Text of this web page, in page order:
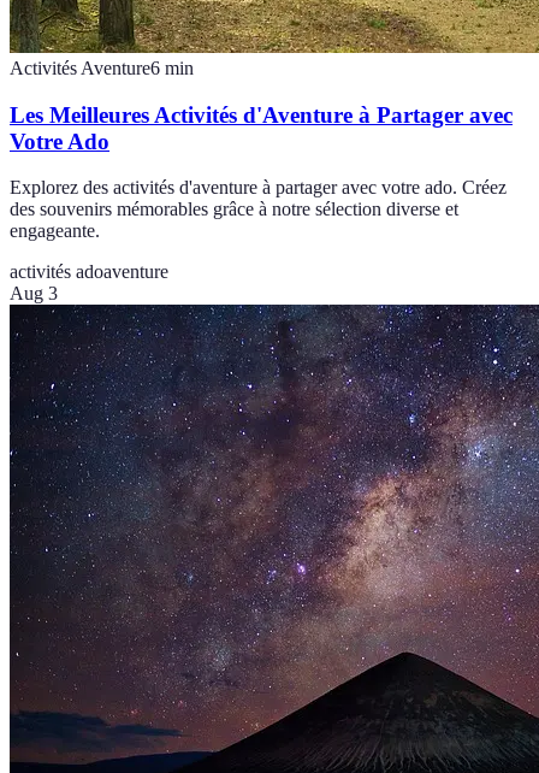
Activités Aventure6 min
Les Meilleures Activités d'Aventure à Partager avec
Votre Ado
Explorez des activités d'aventure à partager avec votre ado. Créez
des souvenirs mémorables grâce à notre sélection diverse et
engageante.
activités adoaventure
Aug 3